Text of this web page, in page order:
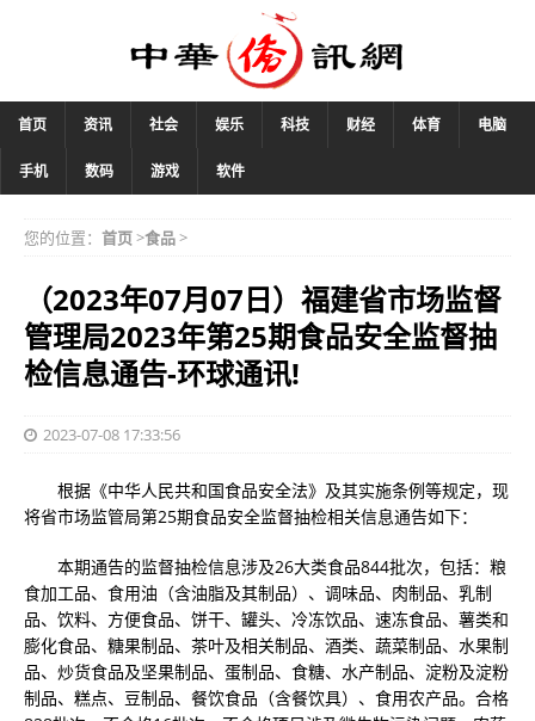
首页 资讯 社会 娱乐 科技 财经 体育 电脑
手机 数码 游戏 软件
您的位置： 首页>食品>
（2023年07月07日）福建省市场监督
管理局2023年第25期食品安全监督抽
检信息通告-环球通讯!
2023-07-08 17:33:56
根据《中华人民共和国食品安全法》及其实施条例等规定，现
将省市场监管局第25期食品安全监督抽检相关信息通告如下：
本期通告的监督抽检信息涉及26大类食品844批次，包括：粮
食加工品、食用油（含油脂及其制品）、调味品、肉制品、乳制
品、饮料、方便食品、饼干、罐头、冷冻饮品、速冻食品、薯类和
膨化食品、糖果制品、茶叶及相关制品、酒类、蔬菜制品、水果制
品、炒货食品及坚果制品、蛋制品、食糖、水产制品、淀粉及淀粉
制品、糕点、豆制品、餐饮食品（含餐饮具）、食用农产品。合格